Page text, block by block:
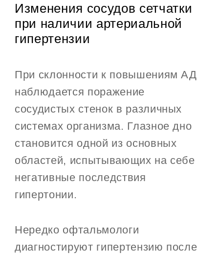
Изменения сосудов сетчатки
при наличии артериальной
гипертензии
При склонности к повышениям АД
наблюдается поражение
сосудистых стенок в различных
системах организма. Глазное дно
становится одной из основных
областей, испытывающих на себе
негативные последствия
гипертонии.
Нередко офтальмологи
диагностируют гипертензию после